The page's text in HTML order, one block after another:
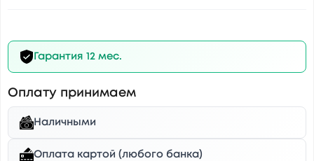
Гарантия 12 мес.
Оплату принимаем
Наличными
Оплата картой (любого банка)